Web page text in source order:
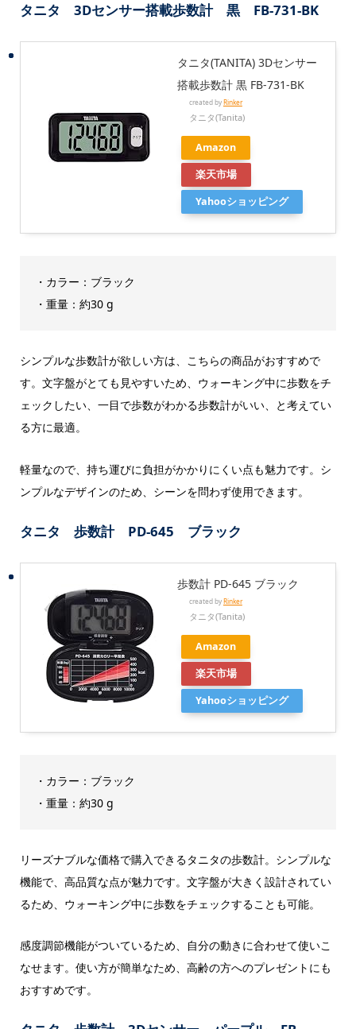
タニタ 3Dセンサー搭載歩数計 黒 FB-731-BK
タニタ(TANITA) 3Dセンサー
搭載歩数計 黒 FB-731-BK
created byRinker
タニタ(Tanita)
Amazon
楽天市場
Yahooショッピング
・カラー：ブラック
・重量：約30 g
シンプルな歩数計が欲しい方は、こちらの商品がおすすめで
す。文字盤がとても見やすいため、ウォーキング中に歩数をチ
ェックしたい、一目で歩数がわかる歩数計がいい、と考えてい
る方に最適。
軽量なので、持ち運びに負担がかかりにくい点も魅力です。シ
ンプルなデザインのため、シーンを問わず使用できます。
タニタ 歩数計 PD-645 ブラック
歩数計 PD-645 ブラック
created byRinker
タニタ(Tanita)
Amazon
楽天市場
Yahooショッピング
・カラー：ブラック
・重量：約30 g
リーズナブルな価格で購入できるタニタの歩数計。シンプルな
機能で、高品質な点が魅力です。文字盤が大きく設計されてい
るため、ウォーキング中に歩数をチェックすることも可能。
感度調節機能がついているため、自分の動きに合わせて使いこ
なせます。使い方が簡単なため、高齢の方へのプレゼントにも
おすすめです。